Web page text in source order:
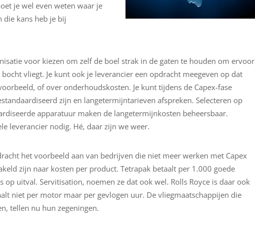
je wel even weten waar je
die kans heb je bij
voor kiezen om zelf de boel strak in de gaten te houden om ervoor
vliegt. Je kunt ook je leverancier een opdracht meegeven op dat
of over onderhoudskosten. Je kunt tijdens de Capex-fase
zijn en langetermijntarieven afspreken. Selecteren op
apparatuur maken de langetermijnkosten beheersbaar.
leverancier nodig. Hé, daar zijn we weer.
het voorbeeld aan van bedrijven die niet meer werken met Capex
zijn naar kosten per product. Tetrapak betaalt per 1.000 goede
op uitval. Servitisation, noemen ze dat ook wel. Rolls Royce is daar ook
niet per motor maar per gevlogen uur. De vliegmaatschappijen die
tellen nu hun zegeningen.